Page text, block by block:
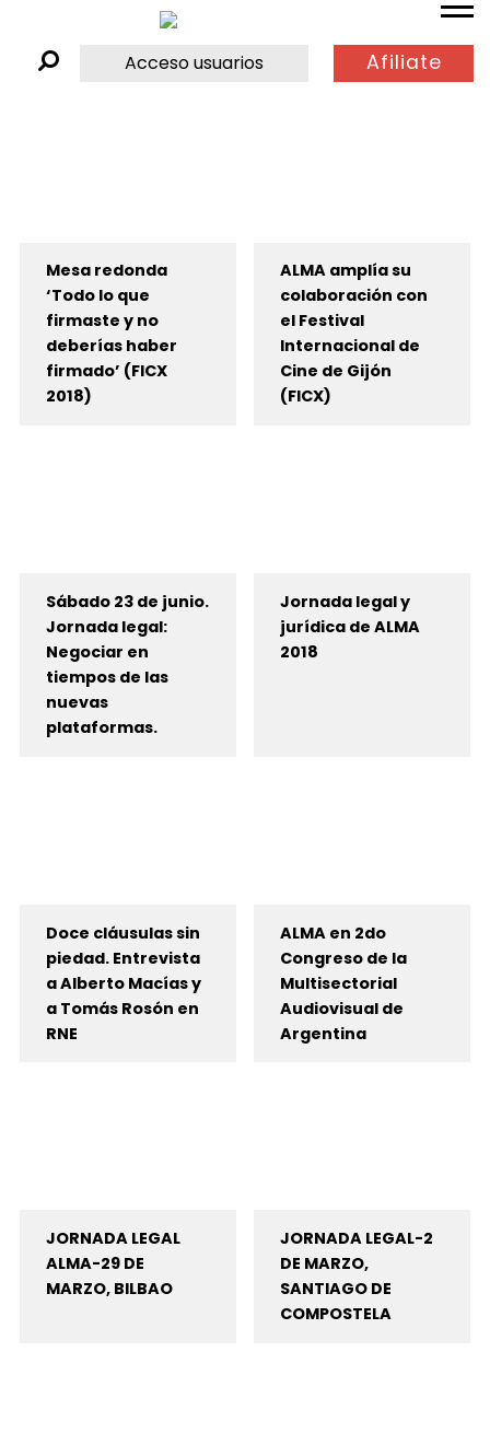
Acceso usuarios Afiliate
Mesa redonda
‘Todo lo que
firmaste y no
deberías haber
firmado’ (FICX
2018)
ALMA amplía su
colaboración con
el Festival
Internacional de
Cine de Gijón
(FICX)
Sábado 23 de junio.
Jornada legal:
Negociar en
tiempos de las
nuevas
plataformas.
Jornada legal y
jurídica de ALMA
2018
Doce cláusulas sin
piedad. Entrevista
a Alberto Macías y
a Tomás Rosón en
RNE
ALMA en 2do
Congreso de la
Multisectorial
Audiovisual de
Argentina
JORNADA LEGAL
ALMA-29 DE
MARZO, BILBAO
JORNADA LEGAL-2
DE MARZO,
SANTIAGO DE
COMPOSTELA